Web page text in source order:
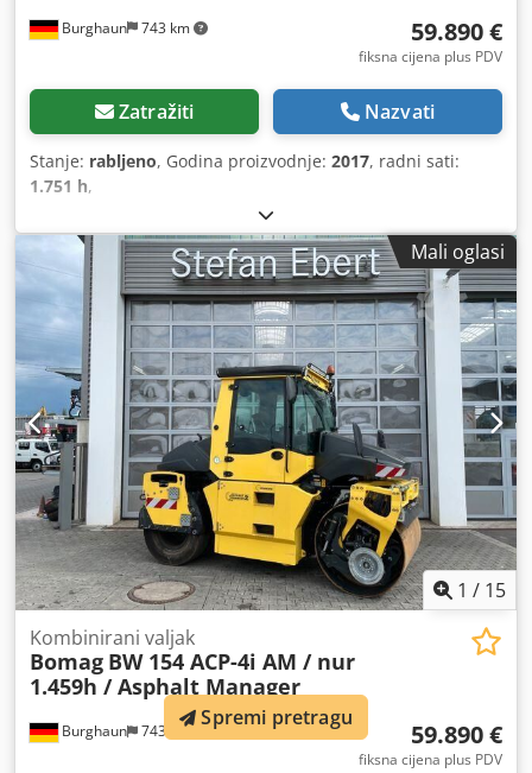
Burghaun 743 km 59.890 €
fiksna cijena plus PDV
Zatražiti Nazvati
Stanje: rabljeno, Godina proizvodnje: 2017, radni sati:
1.751 h,
Mali oglasi
1 / 15
Burghaun 743 km
Kombinirani valjak
Bomag BW 154 ACP-4i AM / nur
1.459h / Asphalt Manager
59.890 €
fiksna cijena plus PDV
Spremi pretragu